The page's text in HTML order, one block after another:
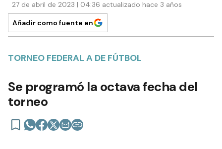
27 de abril de 2023 | 04:36 actualizado hace 3 años
Añadir como fuente en
TORNEO FEDERAL A DE FÚTBOL
Se programó la octava fecha del
torneo